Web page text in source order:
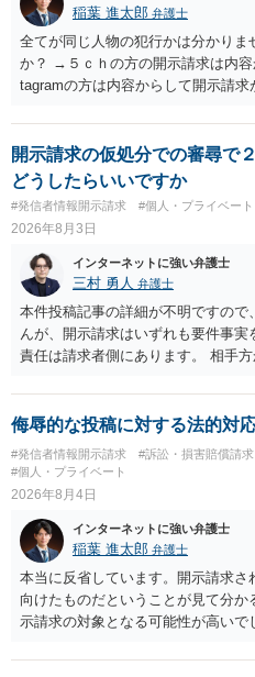
稲葉 進太郎 弁護士
全てが同じ人物の犯行かは分かりま
か？ →５ｃｈの方の開示請求は内
tagramの方は内容からして開示請
いでしょう。７月中にアカウント
ても失敗する可能性が高いように思
合、相手に全ての弁護士費用を負
訴訟外の交渉で相手方が認めれば負
訴訟で判決となった場合は、実際の
められない場合があり何ともいえな
開示請求の仮処分での審尋で
どうしたらいいですか
#発信者情報開示請求 #個人・プライベート
2026年8月3日
インターネットに強い弁護士
三村 勇人 弁護士
本件投稿記事の詳細が不明ですの
んが、開示請求はいずれも要件事
責任は請求者側にあります。 相手
方が口頭で反論したのは、仮処分
面での反論となれば、より遅延す
はXのため、APのIPアドレスの保
求は法律知識が不可欠ですが、それ
方法を選択することが重要です。
侮辱的な投稿に対する法的対
#発信者情報開示請求 #訴訟・損害賠償請求
#個人・プライベート
2026年8月4日
インターネットに強い弁護士
稲葉 進太郎 弁護士
本当に反省しています。開示請求
向けたものだということが見て分
示請求の対象となる可能性が高い
と存じます。発信者情報開示請求